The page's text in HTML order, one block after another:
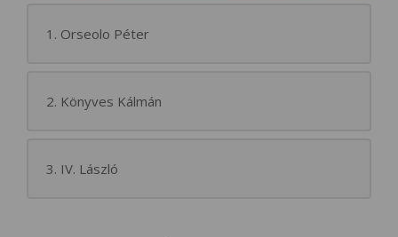
1. Orseolo Péter
2. Könyves Kálmán
3. IV. László